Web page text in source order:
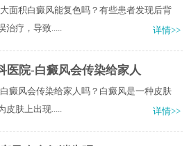
面积白癜风能复色吗？有些患者发现后背
治疗，导致.....
详情>>
医院-白癜风会传染给家人
癜风会传染给家人吗？白癜风是一种皮肤
皮肤上出现.....
详情>>